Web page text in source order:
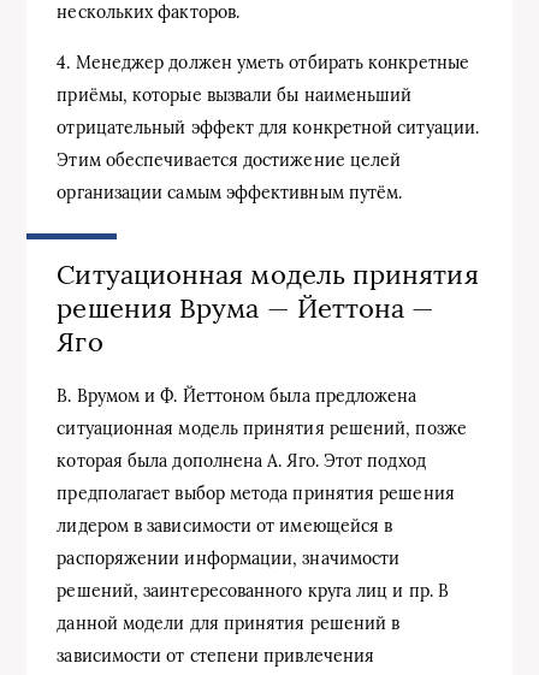
нескольких факторов.
4. Менеджер должен уметь отбирать конкретные
приёмы, которые вызвали бы наименьший
отрицательный эффект для конкретной ситуации.
Этим обеспечивается достижение целей
организации самым эффективным путём.
Ситуационная модель принятия
решения Врума — Йеттона —
Яго
В. Врумом и Ф. Йеттоном была предложена
ситуационная модель принятия решений, позже
которая была дополнена А. Яго. Этот подход
предполагает выбор метода принятия решения
лидером в зависимости от имеющейся в
распоряжении информации, значимости
решений, заинтересованного круга лиц и пр. В
данной модели для принятия решений в
зависимости от степени привлечения